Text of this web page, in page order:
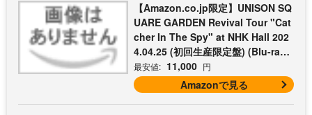
【Amazon.co.jp限定】UNISON SQ
UARE GARDEN Revival Tour "Cat
cher In The Spy" at NHK Hall 202
4.04.25 (初回生産限定盤) (Blu-ray)
- UNISON SQUARE GARDEN (コッ
トン巾着付)
最安値: 11,000 円
Amazonで見る